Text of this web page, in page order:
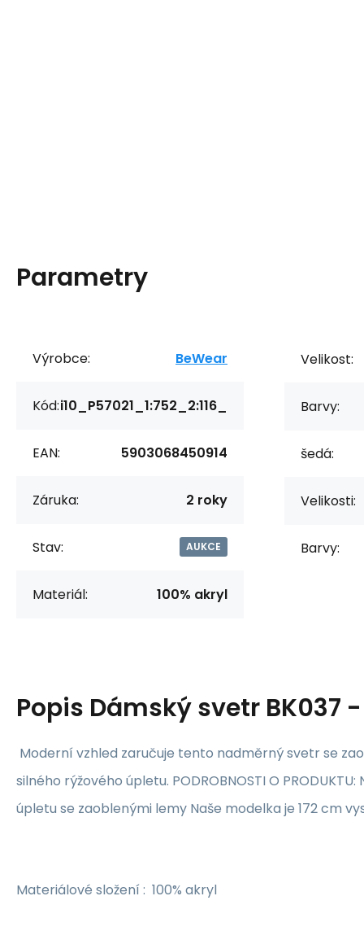
Parametry
Výrobce: BeWear
Kód:i10_P57021_1:752_2:116_
EAN: 5903068450914
Záruka: 2 roky
Stav: AUKCE
Materiál: 100% akryl
Velikost:
Barvy:
šedá:
Velikosti:
Barvy:
Popis Dámský svetr BK037
Moderní vzhled zaručuje tento nadměrný svetr se
silného rýžového úpletu. PODROBNOSTI O
úpletu se zaoblenými lemy Naše modelka je 172 cm
Materiálové složení : 100% akryl